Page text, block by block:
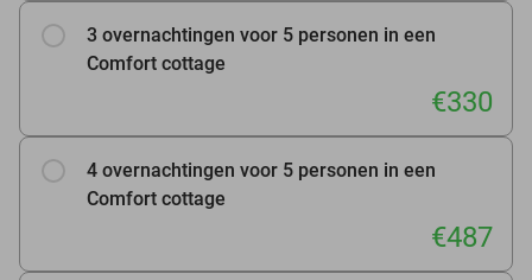
3 overnachtingen voor 5 personen in een
Comfort cottage
€330
4 overnachtingen voor 5 personen in een
Comfort cottage
€487